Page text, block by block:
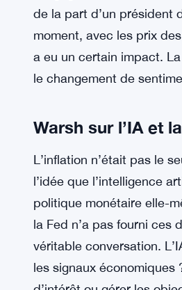
de la part d’un président
moment, avec les prix
a eu un certain impact.
le changement de
Warsh sur l’IA et
L’inflation n’était pas le
l’idée que l’intelligence
politique monétaire elle-
la Fed n’a pas fourni
véritable conversation.
les signaux économiques